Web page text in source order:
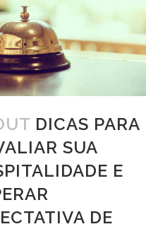
DICAS PARA
SUA
E
DE